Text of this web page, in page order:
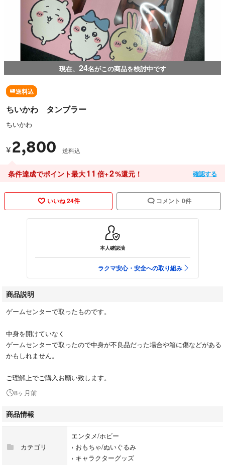
現在、 24名がこの商品を検討中です
送料込
ちいかわ タンブラー
ちいかわ
¥ 2,800 送料込
条件達成でポイント最大11 倍+2%還元！ 確認する
いいね 24件 コメント 0件
本人確認済
ラクマ安心・安全への取り組み
商品説明
ゲームセンターで取ったものです。
中身を開けていなく
ゲームセンターで取ったので中身が不良品だった場合や箱に傷などがある
かもしれません。
ご理解上でご購入お願い致します。
8ヶ月前
商品情報
カテゴリ
エンタメ/ホビー
› おもちゃ/ぬいぐるみ
› キャラクターグッズ